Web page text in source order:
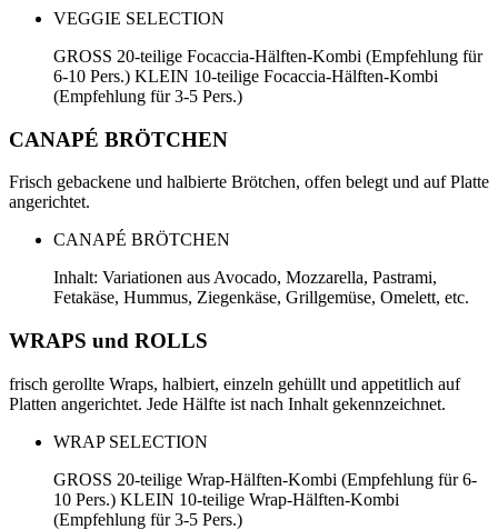
VEGGIE SELECTION
GROSS 20-teilige Focaccia-Hälften-Kombi (Empfehlung für
6-10 Pers.) KLEIN 10-teilige Focaccia-Hälften-Kombi
(Empfehlung für 3-5 Pers.)
CANAPÉ BRÖTCHEN
Frisch gebackene und halbierte Brötchen, offen belegt und auf Platte
angerichtet.
CANAPÉ BRÖTCHEN
Inhalt: Variationen aus Avocado, Mozzarella, Pastrami,
Fetakäse, Hummus, Ziegenkäse, Grillgemüse, Omelett, etc.
WRAPS und ROLLS
frisch gerollte Wraps, halbiert, einzeln gehüllt und appetitlich auf
Platten angerichtet. Jede Hälfte ist nach Inhalt gekennzeichnet.
WRAP SELECTION
GROSS 20-teilige Wrap-Hälften-Kombi (Empfehlung für 6-
10 Pers.) KLEIN 10-teilige Wrap-Hälften-Kombi
(Empfehlung für 3-5 Pers.)